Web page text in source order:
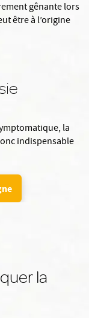
gênante lors
être à l’origine
la
indispensable
la